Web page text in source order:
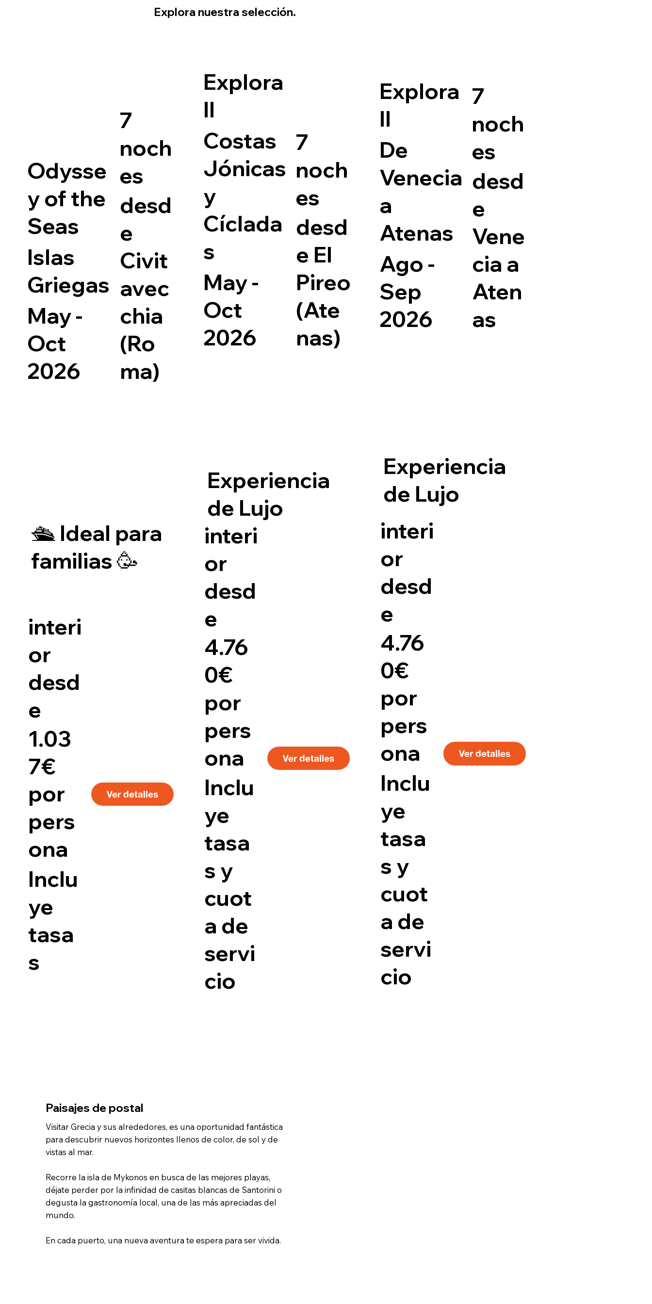
Explora nuestra selección.
Odysse
y of the
Seas
Islas
Griegas
May -
Oct
2026
7
noch
es
desd
e
Civit
avec
chia
(Ro
ma)
🛳️ Ideal para
familias 🥳
interi
or
desd
e
1.03
7€
por
pers
ona
Inclu
ye
tasa
s
Ver detalles
Explora
II
Costas
Jónicas
y
Cíclada
s
May -
Oct
2026
7
noch
es
desd
e El
Pireo
(Ate
nas)
Experiencia
de Lujo
interi
or
desd
e
4.76
0€
por
pers
ona
Inclu
ye
tasa
s y
cuot
a de
servi
cio
Ver detalles
Explora
II
De
Venecia
a
Atenas
Ago -
Sep
2026
7
noch
es
desd
e
Vene
cia a
Aten
as
Experiencia
de Lujo
interi
or
desd
e
4.76
0€
por
pers
ona
Inclu
ye
tasa
s y
cuot
a de
servi
cio
Ver detalles
Paisajes de postal
Visitar Grecia y sus alrededores, es una oportunidad fantástica
para descubrir nuevos horizontes llenos de color, de sol y de
vistas al mar.
Recorre la isla de Mykonos en busca de las mejores playas,
déjate perder por la infinidad de casitas blancas de Santorini o
degusta la gastronomía local, una de las más apreciadas del
mundo.
En cada puerto, una nueva aventura te espera para ser vivida.